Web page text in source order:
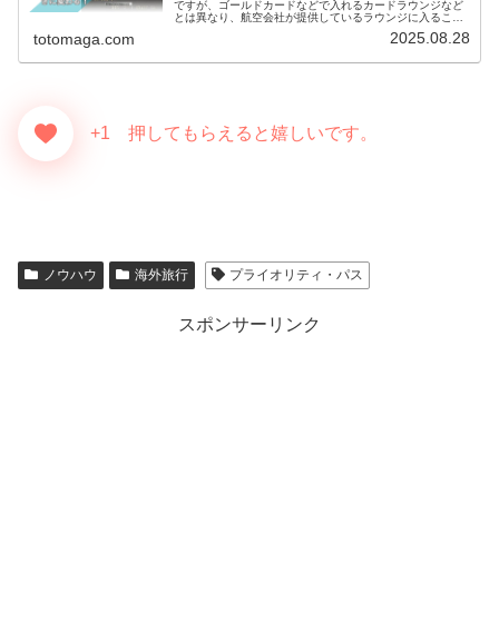
ですが、ゴールドカードなどで入れるカードラウンジなど
とは異なり、航空会社が提供しているラウンジに入ること
totomaga.com 2025.08.28
+1 押してもらえると嬉しいです。
ノウハウ 海外旅行 プライオリティ・パス
スポンサーリンク